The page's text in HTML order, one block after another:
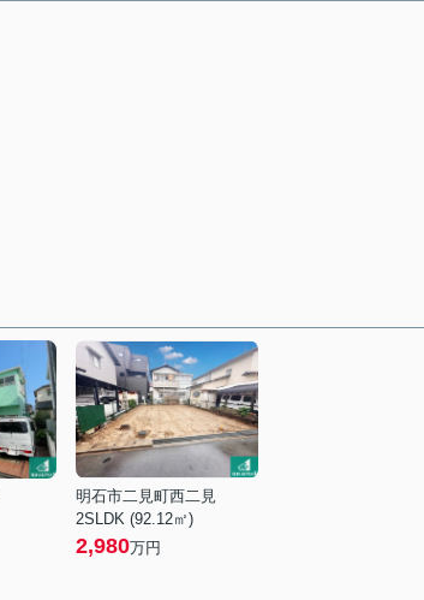
明石市二見町西二見
2SLDK (92.12㎡)
2,980万円